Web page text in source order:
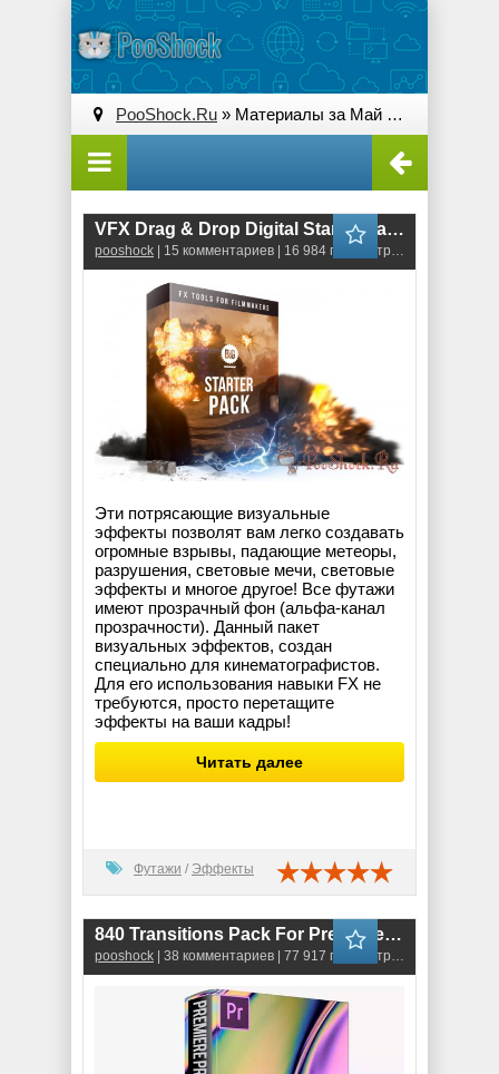
PooShock.Ru » Материалы за Май 2019 года » Страница 2
VFX Drag & Drop Digital Starter Pack (MOV)
pooshock | 15 комментариев | 16 984 просмотров
Эти потрясающие визуальные
эффекты позволят вам легко создавать
огромные взрывы, падающие метеоры,
разрушения, световые мечи, световые
эффекты и многое другое! Все футажи
имеют прозрачный фон (альфа-канал
прозрачности). Данный пакет
визуальных эффектов, создан
специально для кинематографистов.
Для его использования навыки FX не
требуются, просто перетащите
эффекты на ваши кадры!
Читать далее
Футажи / Эффекты
840 Transitions Pack For Premiere Pro CC (v3.1.2)
pooshock | 38 комментариев | 77 917 просмотров